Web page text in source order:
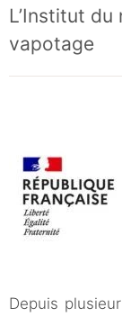
L’Institut
vapotage
Depuis